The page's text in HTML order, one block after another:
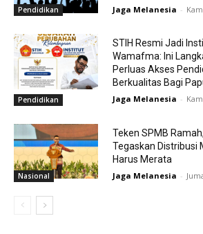
Pendidikan Jaga Melanesia -
Pendidikan
STIH Resmi Jadi
Wamafma: Ini
Perluas Akses
Berkualitas Bagi
Jaga Melanesia -
Nasional
Teken SPMB
Tegaskan Distribusi
Harus Merata
Jaga Melanesia -